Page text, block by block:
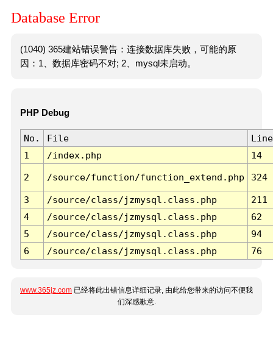
Database Error
(1040) 365建站错误警告：连接数据库失败，可能的原
因：1、数据库密码不对; 2、mysql未启动。
PHP Debug
No. File
Line
1
/index.php 14
2 /source/function/function_extend.php 324
3 /source/class/jzmysql.class.php
211
4
/source/class/jzmysql.class.php
62
5
/source/class/jzmysql.class.php
94
6
/source/class/jzmysql.class.php 76
www.365jz.com 已经将此出错信息详细记录, 由此给您带来的访问不便我
们深感歉意.